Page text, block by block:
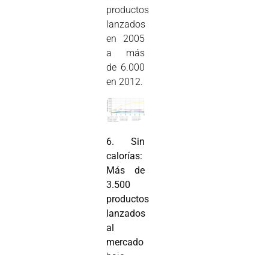
productos
lanzados
en 2005
a más
de 6.000
en 2012.
6. Sin
calorías:
Más de
3.500
productos
lanzados
al
mercado